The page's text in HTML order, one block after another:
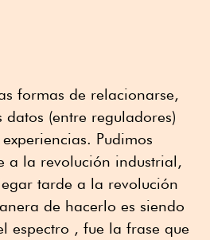
formas de relacionarse,
(entre reguladores)
Pudimos
a la revolución industrial,
tarde a la revolución
de hacerlo es siendo
espectro , fue la frase que